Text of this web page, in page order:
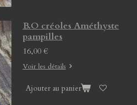
B.O créoles Améthyste
pampilles
16,00 €
Voir les détails
Ajouter au panier